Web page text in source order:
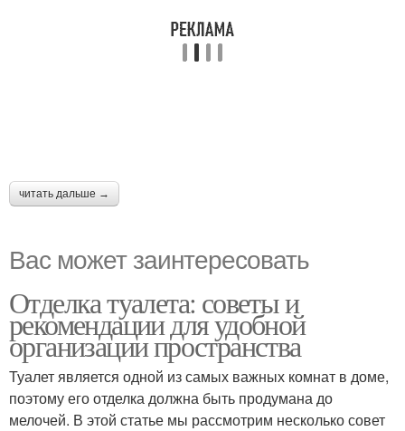
читать дальше →
Вас может заинтересовать
Отделка туалета: советы и
рекомендации для удобной
организации пространства
Туалет является одной из самых важных комнат в доме,
поэтому его отделка должна быть продумана до
мелочей. В этой статье мы рассмотрим несколько совет